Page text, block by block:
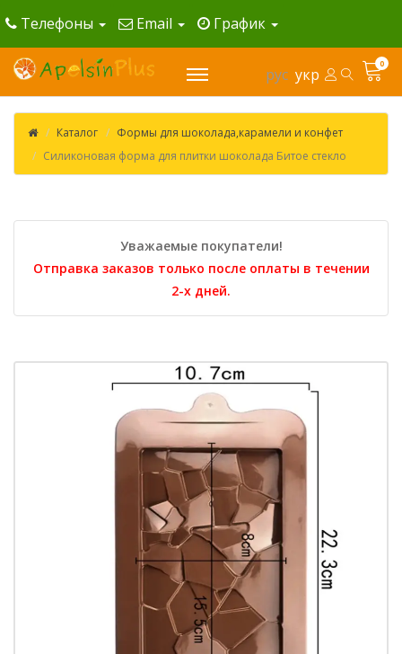
Телефоны Email График
рус укр
0
Каталог
Формы для шоколада,карамели и конфет
Силиконовая форма для плитки шоколада Битое стекло
Уважаемые покупатели!
Отправка заказов только после оплаты в течении
2-х дней.